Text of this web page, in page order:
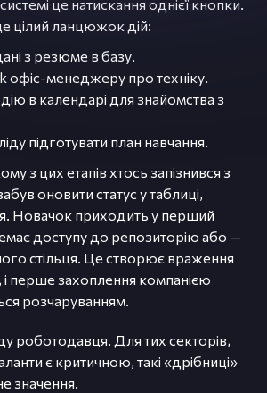
це натискання однієї кнопки.
цілий ланцюжок дій:
з резюме в базу.
офіс-менеджеру про техніку.
в календарі для знайомства з
підготувати план навчання.
з цих етапів хтось запізнився з
оновити статус у таблиці,
Новачок приходить у перший
доступу до репозиторію або —
стільця. Це створює враження
і перше захоплення компанією
розчаруванням.
роботодавця. Для тих секторів,
є критичною, такі «дрібниці»
значення.